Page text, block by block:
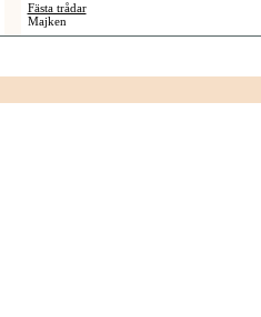
Fästa trådar
Majken